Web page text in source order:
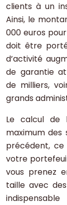
clients à un
Ainsi, le
000 euros
doit être
d’activité
de garantie
de milliers,
grands
Le calcul de
maximum des
précédent, ce
votre
vous prenez
taille avec